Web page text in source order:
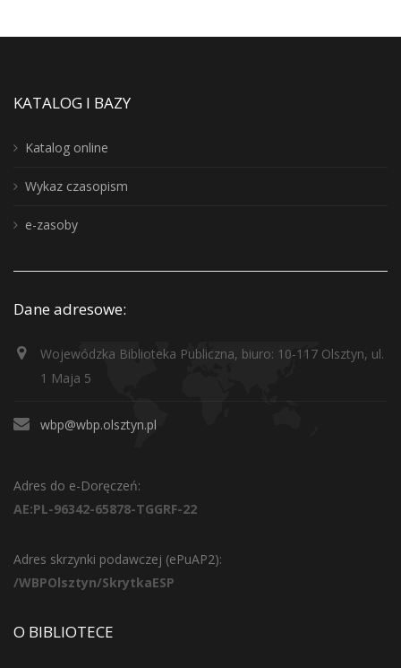
KATALOG I BAZY
Katalog online
Wykaz czasopism
e-zasoby
Dane adresowe:
Wojewódzka Biblioteka Publiczna, biuro: 10-117 Olsztyn, ul.
1 Maja 5
wbp@wbp.olsztyn.pl
Adres do e-Doręczeń:
AE:PL-96342-65878-TGGRF-22
Adres skrzynki podawczej (ePuAP2):
/WBPOlsztyn/SkrytkaESP
O BIBLIOTECE